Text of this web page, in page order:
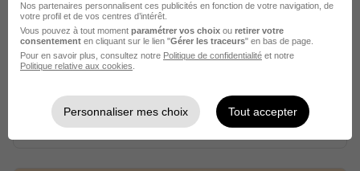
Agent de Sécurité - Ssiap 1 H/F
Onet Securite Solutions Humaines Nantes
Nantes - 44 CDD
Voir l’offre
il y a 19 jours
Nos partenaires personnalisent ces publicités en fonction de votre navigation, de
votre profil et de vos centres d’intérêt.
Vous pouvez à tout moment paramétrer vos choix ou retirer votre
consentement en cliquant sur le lien "Gérer les traceurs" en bas de page.
Pour en savoir plus, consultez notre Politique de confidentialité et notre
Politique relative aux cookies
Personnaliser mes choix Tout accepter